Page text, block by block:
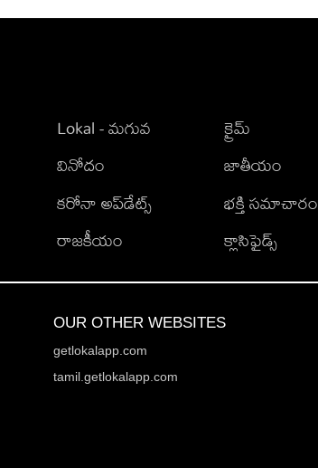
Lokal - మగువ
వినోదం
కరోనా అప్‌డేట్స్
రాజకీయం
క్రైమ్
జాతీయం
భక్తి సమాచారం
క్లాసిఫైడ్స్
OUR OTHER WEBSITES
getlokalapp.com
tamil.getlokalapp.com